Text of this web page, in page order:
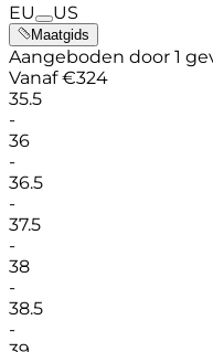
EU US
Maatgids
Aangeboden door 1
Vanaf €324
35.5
-
36
-
36.5
-
37.5
-
38
-
38.5
-